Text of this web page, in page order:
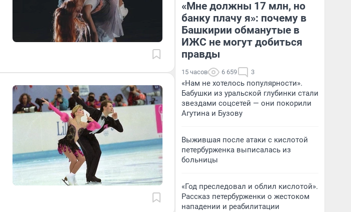
«Мне должны 17 млн, но
банку плачу я»: почему в
Башкирии обманутые в
ИЖС не могут добиться
правды
15 часов 6 659 3
«Нам не хотелось популярности».
Бабушки из уральской глубинки стали
звездами соцсетей — они покорили
Агутина и Бузову
Выжившая после атаки с кислотой
петербурженка выписалась из
больницы
«Год преследовал и облил кислотой».
Рассказ петербурженки о жестоком
нападении и реабилитации